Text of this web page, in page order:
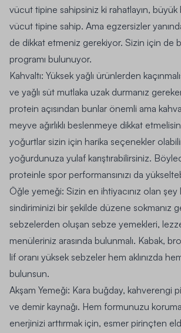
vücut tipine sahipsiniz ki rahatlayın,
vücut tipine sahip. Ama egzersizler
de dikkat etmeniz gerekiyor. Sizin için de
programı bulunuyor.
Kahvaltı: Yüksek yağlı ürünlerden
ve yağlı süt mutlaka uzak durmanız
protein açısından bunlar önemli ama
meyve ağırlıklı beslenmeye dikkat
yoğurtlar sizin için harika seçenekler
yoğurdunuza yulaf karıştırabilirsiniz.
proteinle spor performansınızı da
Öğle yemeği: Sizin en ihtiyacınız olan şey
sindiriminizi bir şekilde düzene sokmanız
sebzelerden oluşan sebze yemekleri,
menüleriniz arasında bulunmalı. Kabak,
lif oranı yüksek sebzeler hem aklınızda
bulunsun.
Akşam Yemeği: Kara buğday, kahverengi
ve demir kaynağı. Hem formunuzu
enerjinizi arttırmak için, esmer pirinçten